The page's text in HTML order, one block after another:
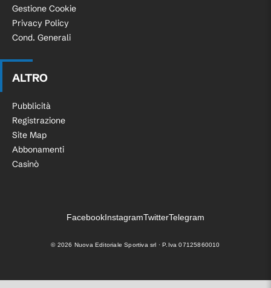
Gestione Cookie
Privacy Policy
Cond. Generali
ALTRO
Pubblicità
Registrazione
Site Map
Abbonamenti
Casinò
FacebookInstagramTwitterTelegram
© 2026 Nuova Editoriale Sportiva srl · P.Iva 07125860010